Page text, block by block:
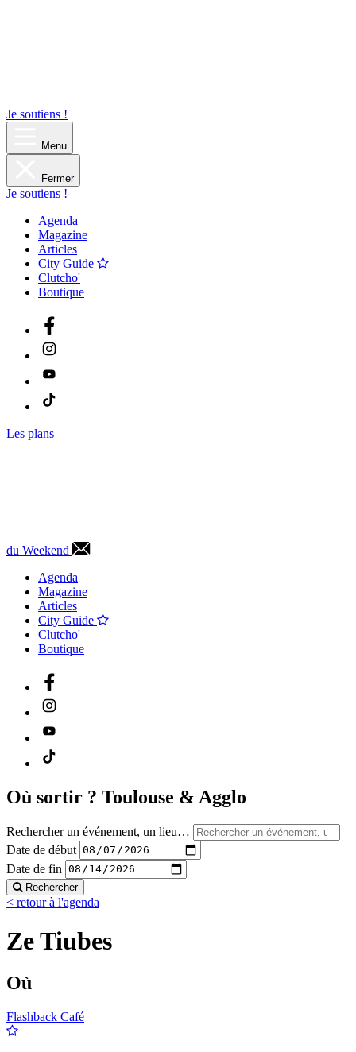
Je soutiens !
Menu
Fermer
Je soutiens !
Agenda
Magazine
Articles
City Guide
Clutcho'
Boutique
Les plans
du Weekend
Agenda
Magazine
Articles
City Guide
Clutcho'
Boutique
Où sortir ? Toulouse & Agglo
Rechercher un événement, un lieu…
Date de début
Date de fin
Rechercher
< retour à l'agenda
Ze Tiubes
Où
Flashback Café